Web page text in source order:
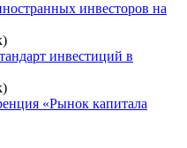
инвесторов на
инвестиций в